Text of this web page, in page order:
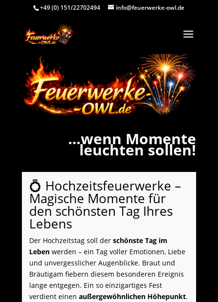
+49 (0) 151/22702494 info@feuerwerke-owl.de
…wenn Momente
leuchten sollen!
💍 Hochzeitsfeuerwerke –
Magische Momente für
den schönsten Tag Ihres
Lebens
Der Hochzeitstag soll der schönste Tag im
Lebenwerden – ein Tag voller Emotionen, Liebe
und unvergesslicher Augenblicke. Braut und
Bräutigam fiebern diesem besonderen Ereignis
lange entgegen. Ein so einzigartiges Fest
verdient einen außergewöhnlichen Höhepunkt.